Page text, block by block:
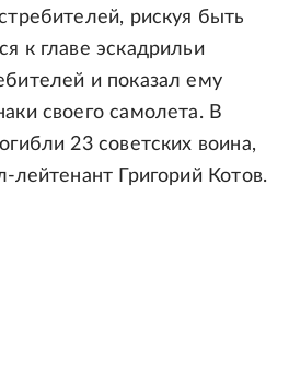
рискуя быть
к главе эскадрильи
и показал ему
своего самолета. В
23 советских воина,
лейтенант Григорий Котов.